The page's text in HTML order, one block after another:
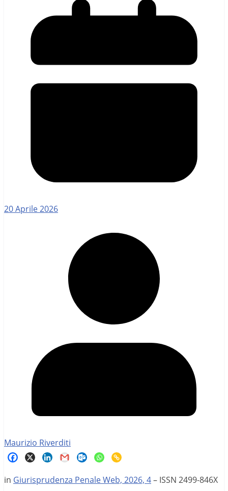
20 Aprile 2026
Maurizio Riverditi
in Giurisprudenza Penale Web, 2026, 4– ISSN 2499-846X